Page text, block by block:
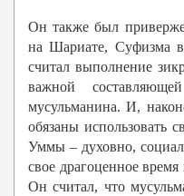
Он также был
на Шариате, Суфизма
считал выполнение
важной
мусульманина. И,
обязаны использовать
Уммы – духовно,
свое драгоценное
Он считал, что